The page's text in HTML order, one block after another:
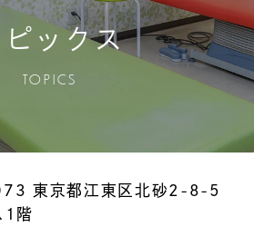
ピックス
TOPICS
東京都江東区北砂2-8-5
1階